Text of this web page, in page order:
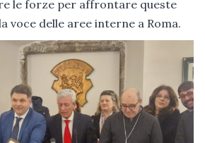
le forze per affrontare queste
voce delle aree interne a Roma.